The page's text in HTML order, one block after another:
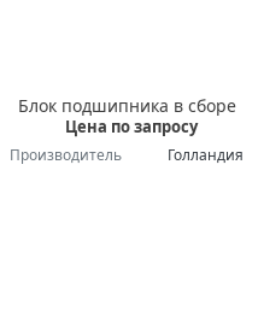
Блок подшипника в сборе
Цена по запросу
Производитель Голландия